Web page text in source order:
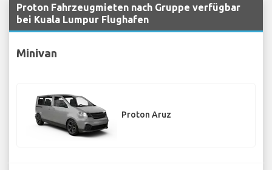
Proton Fahrzeugmieten nach Gruppe verfügbar
bei Kuala Lumpur Flughafen
Minivan
Proton Aruz